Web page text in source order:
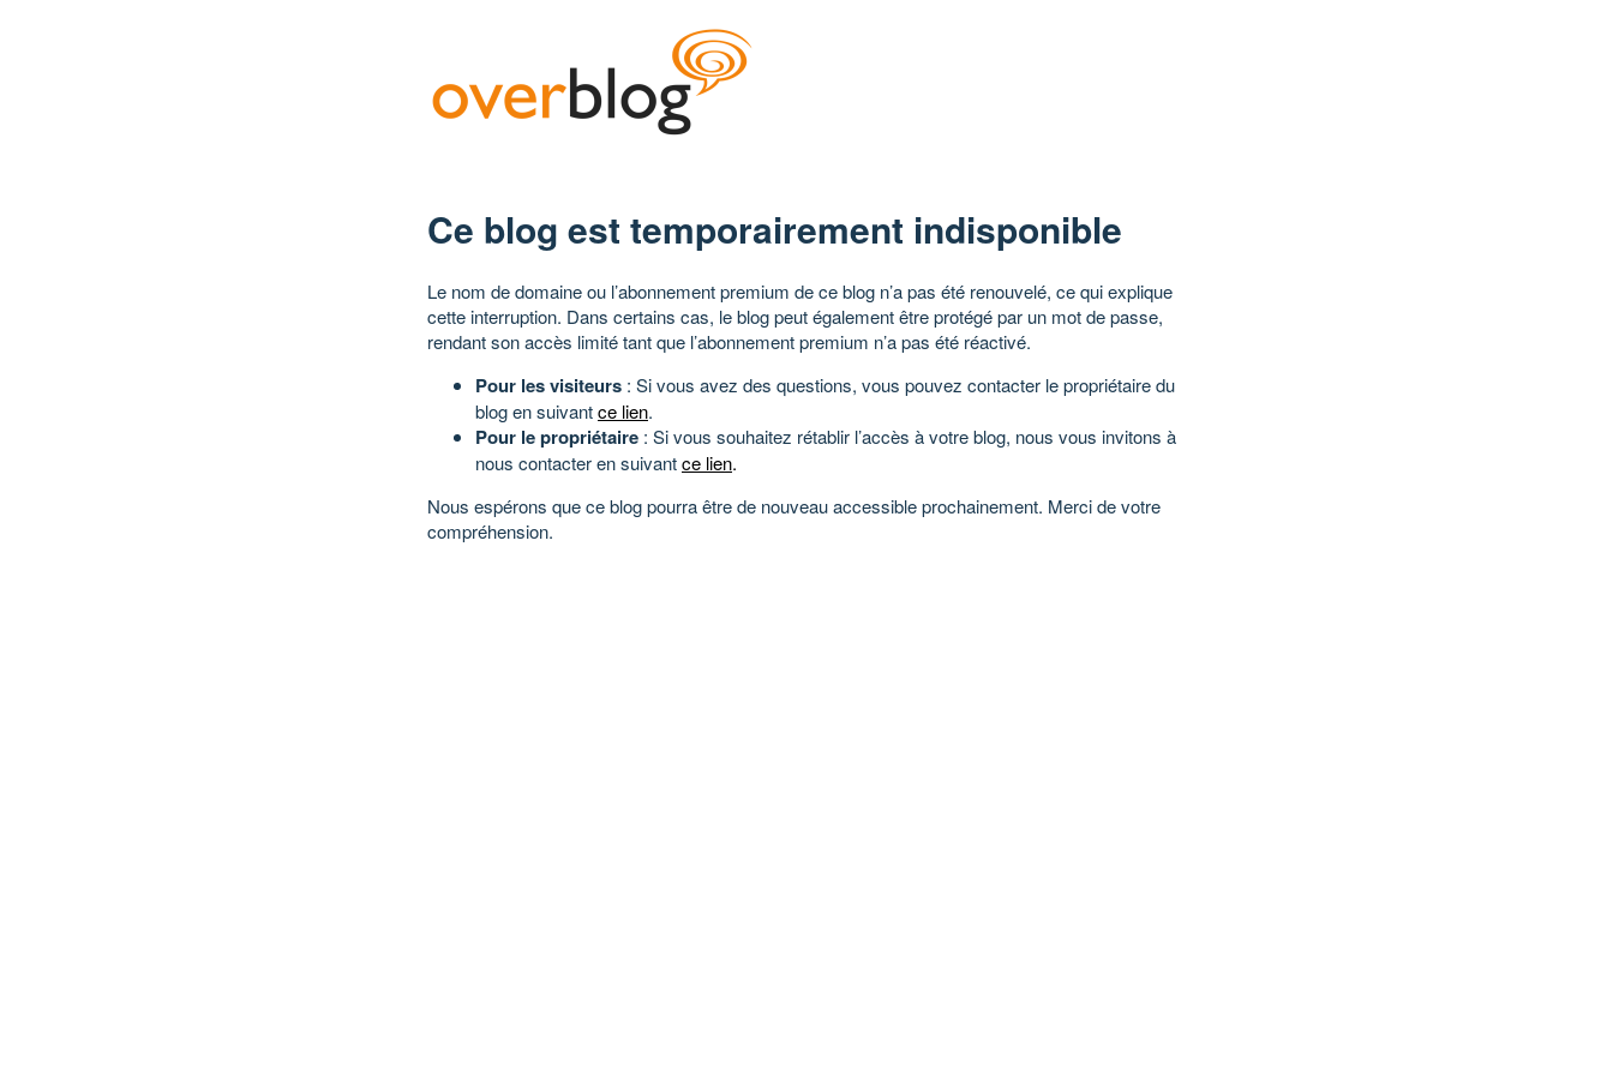
Ce blog est temporairement indisponible
Le nom de domaine ou l’abonnement premium de ce blog n’a pas été renouvelé, ce qui explique
cette interruption. Dans certains cas, le blog peut également être protégé par un mot de passe,
rendant son accès limité tant que l’abonnement premium n’a pas été réactivé.
Pour les visiteurs : Si vous avez des questions, vous pouvez contacter le propriétaire du
blog en suivantce lien.
Pour le propriétaire : Si vous souhaitez rétablir l’accès à votre blog, nous vous invitons à
nous contacter en suivantce lien.
Nous espérons que ce blog pourra être de nouveau accessible prochainement. Merci de votre
compréhension.